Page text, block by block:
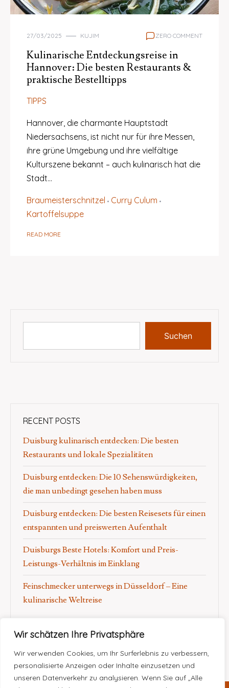
Wir schätzen Ihre Privatsphäre
Wir verwenden Cookies, um Ihr Surferlebnis zu verbessern,
personalisierte Anzeigen oder Inhalte einzusetzen und
unseren Datenverkehr zu analysieren. Wenn Sie auf „Alle
27/03/2025 KUJIM ZERO COMMENT
Kulinarische Entdeckungsreise in
Hannover: Die besten Restaurants &
praktische Bestelltipps
TIPPS
Hannover, die charmante Hauptstadt
Niedersachsens, ist nicht nur für ihre Messen,
ihre grüne Umgebung und ihre vielfältige
Kulturszene bekannt – auch kulinarisch hat die
Stadt…
Braumeisterschnitzel
Curry Culum
Kartoffelsuppe
READ MORE
Suchen
RECENT POSTS
Duisburg kulinarisch entdecken: Die besten
Restaurants und lokale Spezialitäten
Duisburg entdecken: Die 10 Sehenswürdigkeiten,
die man unbedingt gesehen haben muss
Duisburg entdecken: Die besten Reisesets für einen
entspannten und preiswerten Aufenthalt
Duisburgs Beste Hotels: Komfort und Preis-
Leistungs-Verhältnis im Einklang
Feinschmecker unterwegs in Düsseldorf – Eine
kulinarische Weltreise